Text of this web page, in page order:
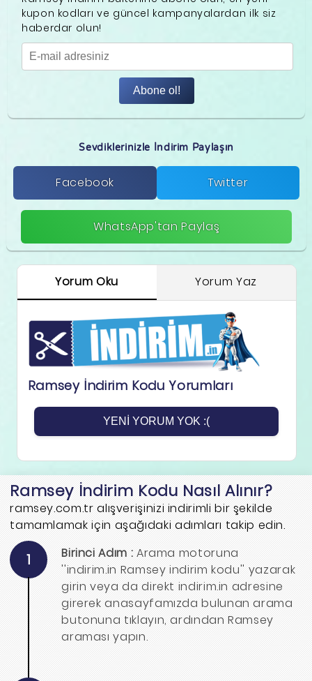
kupon kodları ve güncel kampanyalardan ilk siz
haberdar olun!
Abone ol!
Sevdiklerinizle İndirim Paylaşın
Facebook Twitter
WhatsApp'tan Paylaş
Yorum Oku Yorum Yaz
Ramsey İndirim Kodu Yorumları
YENI YORUM YOK :(
Ramsey İndirim Kodu Nasıl Alınır?
ramsey.com.tr alışverişinizi indirimli bir şekilde
tamamlamak için aşağıdaki adımları takip edin.
1 Birinci Adım : Arama motoruna
''indirim.in Ramsey indirim kodu'' yazarak
girin veya da direkt indirim.in adresine
girerek anasayfamızda bulunan arama
butonuna tıklayın, ardından Ramsey
araması yapın.